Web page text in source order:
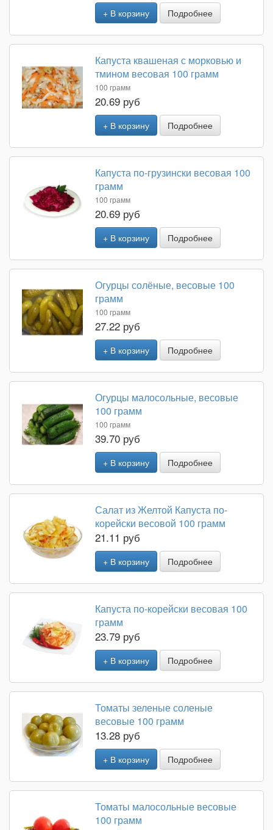
+ В корзину Подробнее
Капуста квашеная с морковью и
тмином весовая 100 грамм
100 грамм
20.69 руб
+ В корзину Подробнее
Капуста по-грузински весовая 100
грамм
100 грамм
20.69 руб
+ В корзину Подробнее
Огурцы солёные, весовые 100
грамм
100 грамм
27.22 руб
+ В корзину Подробнее
Огурцы малосольные, весовые
100 грамм
100 грамм
39.70 руб
+ В корзину Подробнее
Салат из Желтой Капуста по-
корейски весовой 100 грамм
21.11 руб
+ В корзину Подробнее
Капуста по-корейски весовая 100
грамм
23.79 руб
+ В корзину Подробнее
Томаты зеленые соленые
весовые 100 грамм
13.28 руб
+ В корзину Подробнее
Томаты малосольные весовые
100 грамм